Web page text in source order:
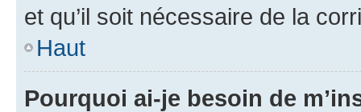
et qu’il soit nécessaire de la
Haut
Pourquoi ai-je besoin de